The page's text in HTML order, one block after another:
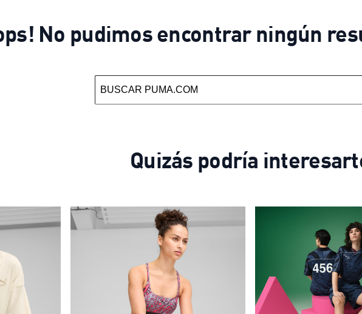
No pudimos encontrar ningún
Quizás podría